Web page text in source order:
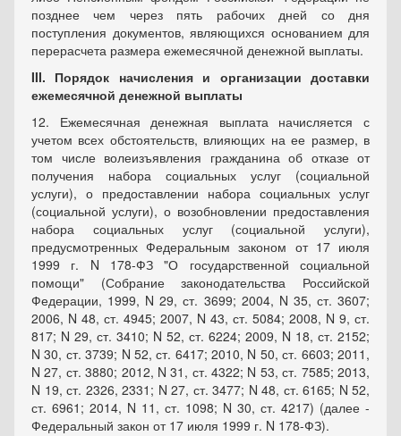
позднее чем через пять рабочих дней со дня
поступления документов, являющихся основанием для
перерасчета размера ежемесячной денежной выплаты.
III. Порядок начисления и организации доставки
ежемесячной денежной выплаты
12. Ежемесячная денежная выплата начисляется с
учетом всех обстоятельств, влияющих на ее размер, в
том числе волеизъявления гражданина об отказе от
получения набора социальных услуг (социальной
услуги), о предоставлении набора социальных услуг
(социальной услуги), о возобновлении предоставления
набора социальных услуг (социальной услуги),
предусмотренных Федеральным законом от 17 июля
1999 г. N 178-ФЗ "О государственной социальной
помощи" (Собрание законодательства Российской
Федерации, 1999, N 29, ст. 3699; 2004, N 35, ст. 3607;
2006, N 48, ст. 4945; 2007, N 43, ст. 5084; 2008, N 9, ст.
817; N 29, ст. 3410; N 52, ст. 6224; 2009, N 18, ст. 2152;
N 30, ст. 3739; N 52, ст. 6417; 2010, N 50, ст. 6603; 2011,
N 27, ст. 3880; 2012, N 31, ст. 4322; N 53, ст. 7585; 2013,
N 19, ст. 2326, 2331; N 27, ст. 3477; N 48, ст. 6165; N 52,
ст. 6961; 2014, N 11, ст. 1098; N 30, ст. 4217) (далее -
Федеральный закон от 17 июля 1999 г. N 178-ФЗ).